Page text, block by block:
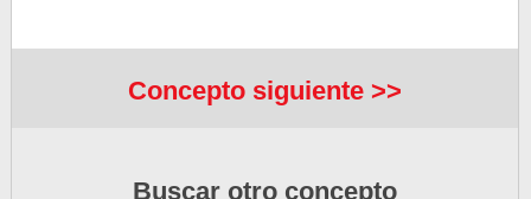
Concepto siguiente >>
Buscar otro concepto